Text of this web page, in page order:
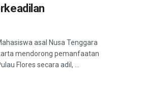
asal Nusa Tenggara
mendorong pemanfaatan
Flores secara adil, ...